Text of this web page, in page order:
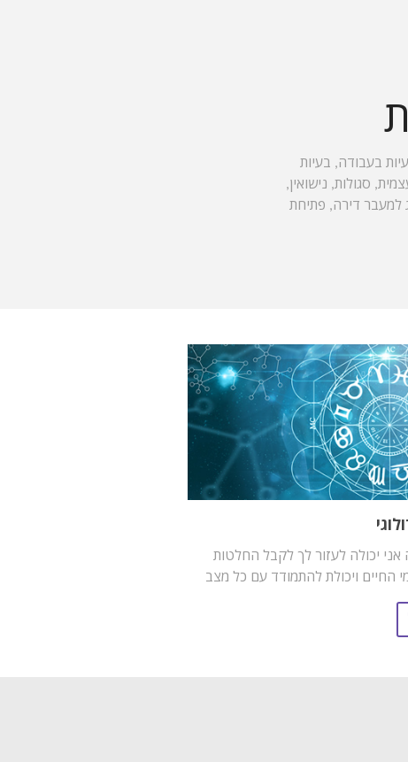
בעבודה, בעיות
סגולות, נישואין,
למעבר דירה, פתיחת
אני יכולה לעזור לך לקבל החלטות
החיים ויכולת להתמודד עם כל מצב